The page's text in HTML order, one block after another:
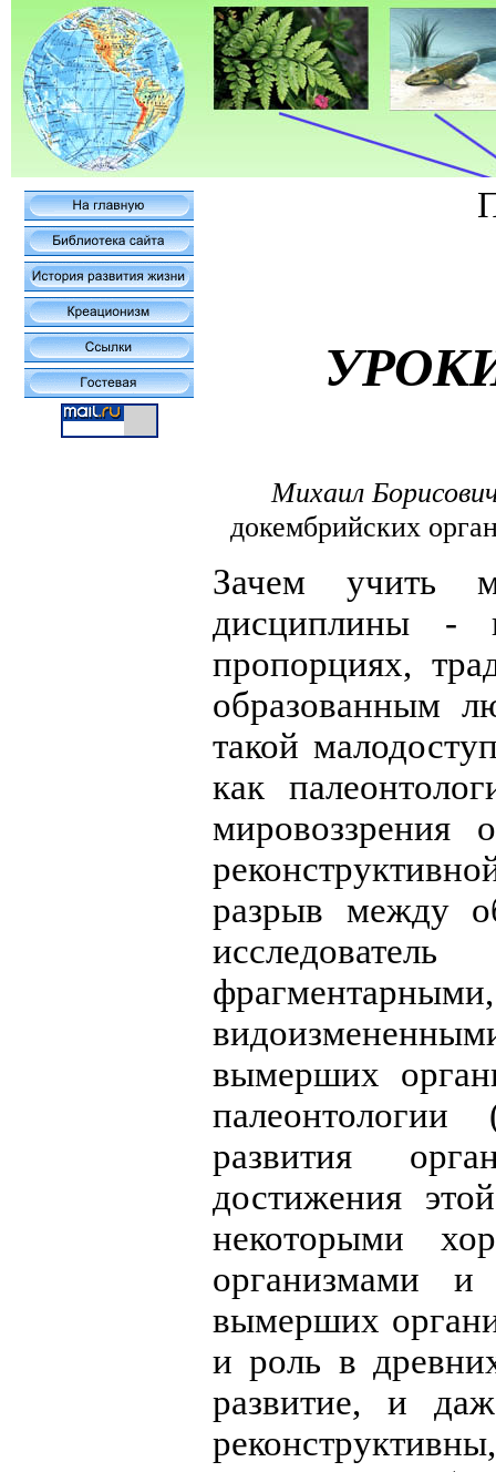
Михаил
докембрийских
Зачем учить
дисциплины -
пропорциях,
образованным
такой
как
мировоззрения
разрыв между
вымерших
палеонтологии
развития
достижения
некоторыми
организмами
вымерших
и роль в
развитие, и